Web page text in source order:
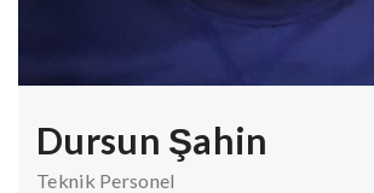
Dursun Şahin
Teknik Personel